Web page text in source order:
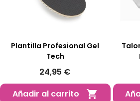
Plantilla Profesional Gel
Tech
24,95 €
Añadir al carrito
